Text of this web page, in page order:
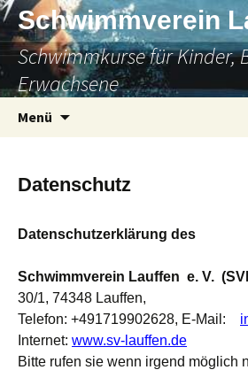
Zum
Inhalt
springen
Schwimmverein
Schwimmkurse für Kinder,
Erwachsene
Menü
Datenschutz
Datenschutzerklärung des
Schwimmverein Lauffen e. V.
30/1, 74348 Lauffen,
Telefon: +491719902628, E-Mail:
Internet: www.sv-lauffen.de
Bitte rufen sie wenn irgend möglich